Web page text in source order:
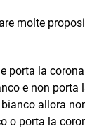
molte
porta la
e non porta
allora
o porta la